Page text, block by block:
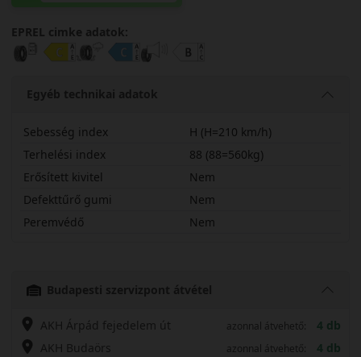
EPREL cimke adatok:
Egyéb technikai adatok
Sebesség index
H (H=210 km/h)
Terhelési index
88 (88=560kg)
Erősített kivitel
Nem
Defekttűrő gumi
Nem
Peremvédő
Nem
Budapesti szervizpont átvétel
AKH Árpád fejedelem út azonnal átvehető:
4 db
AKH Budaörs
azonnal átvehető: 4 db